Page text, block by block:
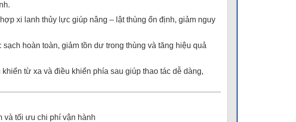
xi lanh thủy lực giúp nâng – lật thùng ổn định, giảm nguy
hoàn toàn, giảm tồn dư trong thùng và tăng hiệu quả
từ xa và điều khiển phía sau giúp thao tác dễ dàng,
và tối ưu chi phí vận hành